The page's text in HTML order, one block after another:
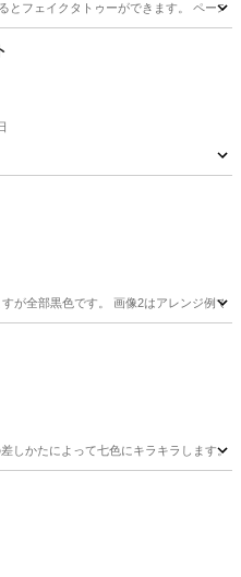
とフェイクタトゥーができます。 ペース
が全部黒色です。 画像2はアレンジ例で
ョン
しかたによって七色にキラキラします。